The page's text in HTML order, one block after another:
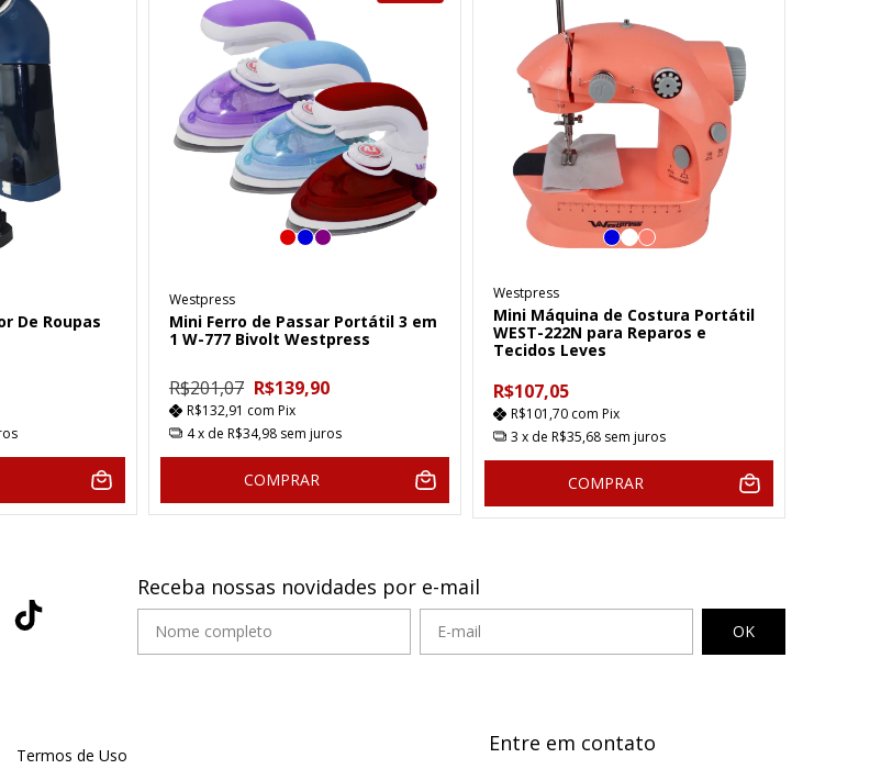
De Roupas
Westpress
Mini Ferro de Passar Portátil 3 em
1 W-777 Bivolt Westpress
R$201,07 R$139,90
R$132,91 com Pix
4x de R$34,98 sem juros
COMPRAR
Westpress
Mini Máquina de Costura Portátil
WEST-222N para Reparos e
Tecidos Leves
R$107,05
R$101,70 com Pix
3 x de R$35,68 sem juros
COMPRAR
Receba nossas novidades por e-mail
Termos de Uso
Entre em contato